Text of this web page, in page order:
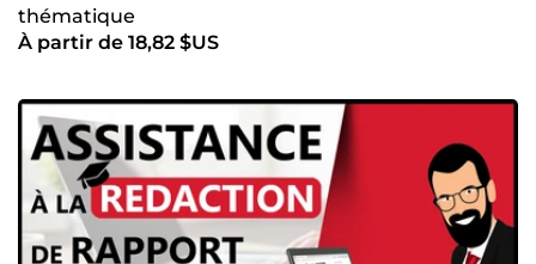
thématique
À partir de 18,82 $US